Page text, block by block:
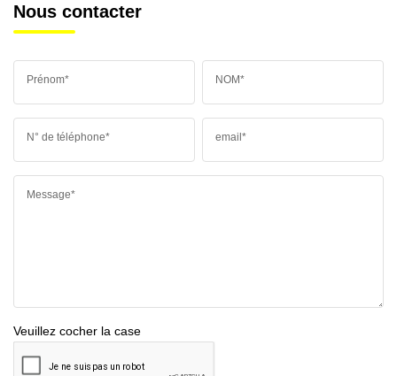
Nous contacter
Prénom* NOM*
N° de téléphone* email*
Message*
Veuillez cocher la case